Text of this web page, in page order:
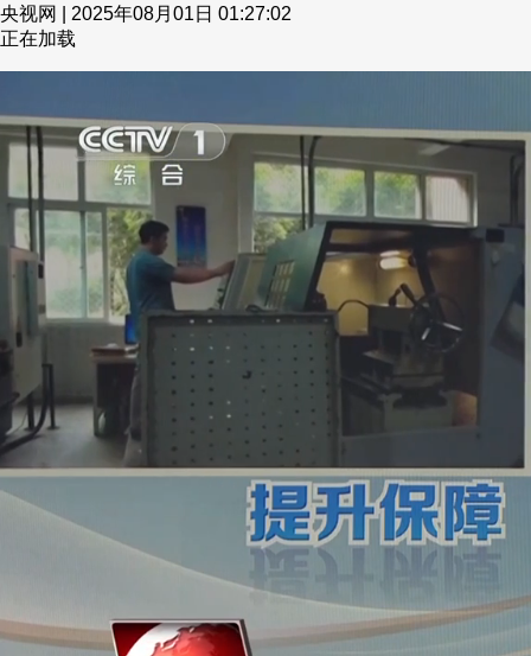
视频 小央视频 小央直播
体育 直播 竞猜
VIP会员 CCTV奥林匹克频道 生活体育大会
财经 教育 乡村振兴 生态环境 一带一路
大国智造 大国展会 大国保险 云顶对话
CCTV.节目官网 直播 节目单 片库
央视网 | 2025年08月01日 01:27:02
正在加载